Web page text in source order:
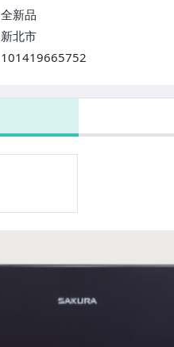
全新品
新北市
101419665752